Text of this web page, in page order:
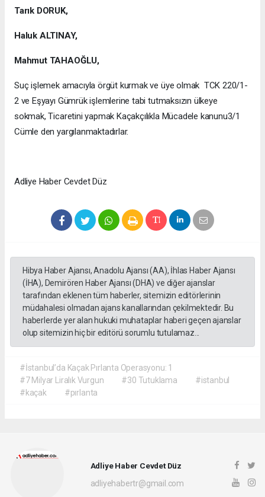
Tarık DORUK,
Haluk ALTINAY,
Mahmut TAHAOĞLU,
Suç işlemek amacıyla örgüt kurmak ve üye olmak TCK 220/1-
2 ve Eşyayı Gümrük işlemlerine tabi tutmaksızın ülkeye
sokmak, Ticaretini yapmak Kaçakçılıkla Mücadele kanunu3/1
Cümle den yargılanmaktadırlar.
Adliye Haber Cevdet Düz
Hibya Haber Ajansı, Anadolu Ajansı (AA), İhlas Haber Ajansı
(İHA), Demirören Haber Ajansı (DHA) ve diğer ajanslar
tarafından eklenen tüm haberler, sitemizin editörlerinin
müdahalesi olmadan ajans kanallarından çekilmektedir. Bu
haberlerde yer alan hukuki muhataplar haberi geçen ajanslar
olup sitemizin hiç bir editörü sorumlu tutulamaz...
#İstanbul’da Kaçak Pırlanta Operasyonu: 1
#7 Milyar Liralık Vurgun
#30 Tutuklama
#istanbul
#kaçak
#pırlanta
Adliye Haber Cevdet Düz
adliyehabertr@gmail.com